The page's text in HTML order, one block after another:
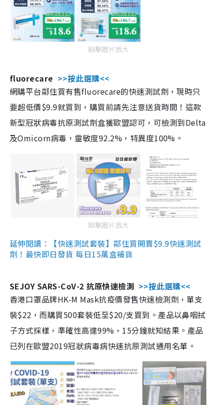
點擊圖片放大
fluorecare >>按此選購<<
網購平台鄰住買有售fluorecare的快速測試劑，現時只
要超低價$9.9就買到，購買前請先注意送貨時間！這款
新型冠狀病毒抗原測試劑盒獲歐盟認可，可檢測到Delta
及Omicorn病毒，靈敏度92.2%，特異度100%。
點擊圖片放大
延伸閱讀：【快速測試套裝】鄰住買開賣$9.9快速測試
劑！最快即日發貨 每日15萬盒補貨
SEJOY SARS-CoV-2 抗原快速檢測 >>按此選購<<
香港口罩品牌HK-M Mask抗疫價發售快速檢測劑，單支
裝$22，而購買500套裝低至$20/支買到。產品以鼻咽拭
子方式採樣，準確性高達99%，15分鐘就知結果。產品
已列在歐盟2019冠狀病毒病快速抗原測試通用名單。